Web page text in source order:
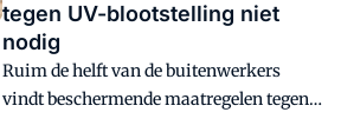
tegen UV-blootstelling niet
nodig
Ruim de helft van de buitenwerkers
vindt beschermende maatregelen tegen